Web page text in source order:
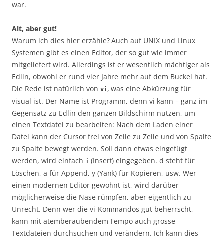
war.
Alt, aber gut!
Warum ich dies hier erzähle? Auch auf UNIX und Linux
Systemen gibt es einen Editor, der so gut wie immer
mitgeliefert wird. Allerdings ist er wesentlich mächtiger als
Edlin, obwohl er rund vier Jahre mehr auf dem Buckel hat.
Die Rede ist natürlich von vi, was eine Abkürzung für
visual ist. Der Name ist Programm, denn vi kann – ganz im
Gegensatz zu Edlin den ganzen Bildschirm nutzen, um
einen Textdatei zu bearbeiten: Nach dem Laden einer
Datei kann der Cursor frei von Zeile zu Zeile und von Spalte
zu Spalte bewegt werden. Soll dann etwas eingefügt
werden, wird einfach i (Insert) eingegeben. d steht für
Löschen, a für Append, y (Yank) für Kopieren, usw. Wer
einen modernen Editor gewohnt ist, wird darüber
möglicherweise die Nase rümpfen, aber eigentlich zu
Unrecht. Denn wer die vi-Kommandos gut beherrscht,
kann mit atemberaubendem Tempo auch grosse
Textdateien durchsuchen und verändern. Ich kann dies